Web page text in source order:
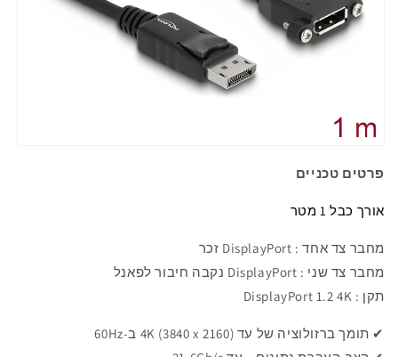
פרטים טכניים
אורך כבל 1 מטר
מחבר צד אחד : DisplayPort זכר
מחבר צד שני : DisplayPort נקבה חיבור לפאנל
תקן : DisplayPort 1.2 4K
✔ תומך ברזולוציה של עד 4K (3840 x 2160) ב-60Hz